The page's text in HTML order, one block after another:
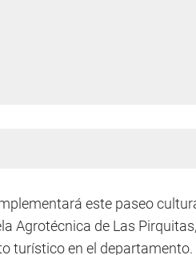
este paseo
Agrotécnica de Las
turístico en el departamento.